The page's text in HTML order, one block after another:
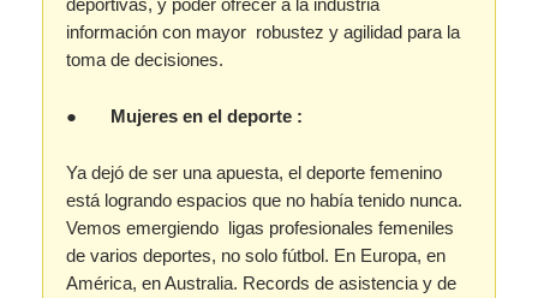
información con mayor robustez y agilidad para la
toma de decisiones.
● Mujeres en el deporte :
Ya dejó de ser una apuesta, el deporte femenino
está logrando espacios que no había tenido nunca.
Vemos emergiendo ligas profesionales femeniles
de varios deportes, no solo fútbol. En Europa, en
América, en Australia. Records de asistencia y de